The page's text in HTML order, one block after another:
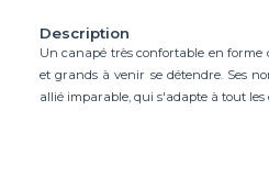
Description
Un canapé très confortable en
et grands à venir se détendre. Ses
allié imparable, qui s'adapte à tout les